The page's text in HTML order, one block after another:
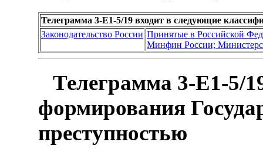
Телеграмма 3-Е1-5/19 входит в следующие
Законодательство России Принятые в Российской
Минфин России;
Телеграмма 3-Е1-5/
формирования
преступностью